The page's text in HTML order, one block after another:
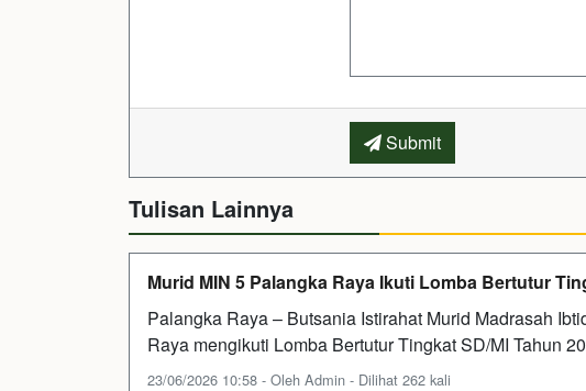
Submit
Tulisan Lainnya
Murid MIN 5 Palangka Raya Ikuti Lomba Bertutur
Palangka Raya – Butsania Istirahat Murid Madrasah
Raya mengikuti Lomba Bertutur Tingkat SD/MI Tahun
23/06/2026 10:58 - Oleh Admin - Dilihat 262 kali